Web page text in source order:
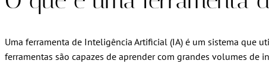
Uma ferramenta de Inteligência Artificial (IA) é um sistema que
ferramentas são capazes de aprender com grandes volumes de